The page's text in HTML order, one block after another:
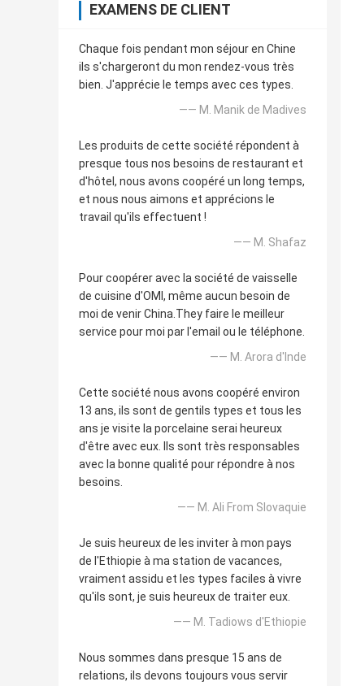
EXAMENS DE CLIENT
Chaque fois pendant mon séjour en Chine
ils s'chargeront du mon rendez-vous très
bien. J'apprécie le temps avec ces types.
—— M. Manik de Madives
Les produits de cette société répondent à
presque tous nos besoins de restaurant et
d'hôtel, nous avons coopéré un long temps,
et nous nous aimons et apprécions le
travail qu'ils effectuent !
—— M. Shafaz
Pour coopérer avec la société de vaisselle
de cuisine d'OMI, même aucun besoin de
moi de venir China.They faire le meilleur
service pour moi par l'email ou le téléphone.
—— M. Arora d'Inde
Cette société nous avons coopéré environ
13 ans, ils sont de gentils types et tous les
ans je visite la porcelaine serai heureux
d'être avec eux. Ils sont très responsables
avec la bonne qualité pour répondre à nos
besoins.
—— M. Ali From Slovaquie
Je suis heureux de les inviter à mon pays
de l'Ethiopie à ma station de vacances,
vraiment assidu et les types faciles à vivre
qu'ils sont, je suis heureux de traiter eux.
—— M. Tadiows d'Ethiopie
Nous sommes dans presque 15 ans de
relations, ils devons toujours vous servir